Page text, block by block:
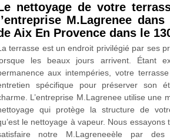
nettoyage de votre
l’entreprise M.Lagrenee
Aix En Provence dans le
terrasse est un endroit privilégié par ses
les beaux jours arrivent. Étant
aux intempéries, votre
spécifique pour préserver son
L’entreprise M.Lagrenee utilise une
qui protège la structure de
le nettoyage à vapeur. Nous essayons
notre M.Lagreneeèle par des